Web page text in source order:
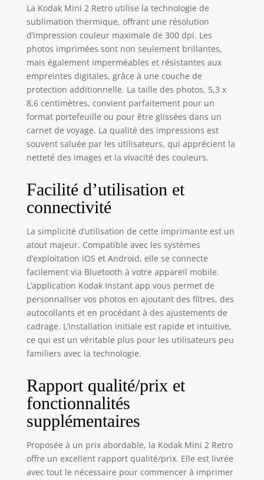
traces de doigts et
résistante à l'eau
pour garantir une
qualité durable.
Deux types de
photos :
l'imprimante photo
rétro KODAK Mini
2 prend en charge
les photos avec
marge et les
photos sans
bordure. Écrivez
pour qu'ils restent
marge pour
obtenir des images
plus grandes.
L'application AR -
Téléchargez
l'application
KODAK pour
imprimante photo
pour imprimer
n'importe où et
n'importe quand.
utiliser les
fonctions
et d'autres
fonctions
décoratives telles
que
l'embellissement,
La Kodak Mini 2 Retro utilise la technologie de
sublimation thermique, offrant une résolution
d’impression couleur maximale de 300 dpi. Les
photos imprimées sont non seulement brillantes,
mais également imperméables et résistantes aux
empreintes digitales, grâce à une couche de
protection additionnelle. La taille des photos, 5,3 x
8,6 centimètres, convient parfaitement pour un
format portefeuille ou pour être glissées dans un
carnet de voyage. La qualité des impressions est
souvent saluée par les utilisateurs, qui apprécient la
netteté des images et la vivacité des couleurs.
Facilité d’utilisation et
connectivité
La simplicité d’utilisation de cette imprimante est un
atout majeur. Compatible avec les systèmes
d’exploitation iOS et Android, elle se connecte
facilement via Bluetooth à votre appareil mobile.
L’application Kodak Instant app vous permet de
personnaliser vos photos en ajoutant des filtres, des
autocollants et en procédant à des ajustements de
cadrage. L’installation initiale est rapide et intuitive,
ce qui est un véritable plus pour les utilisateurs peu
familiers avec la technologie.
Rapport qualité/prix et
fonctionnalités
supplémentaires
Proposée à un prix abordable, la Kodak Mini 2 Retro
offre un excellent rapport qualité/prix. Elle est livrée
avec tout le nécessaire pour commencer à imprimer